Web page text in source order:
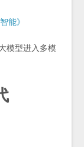
能》
模型进入多模